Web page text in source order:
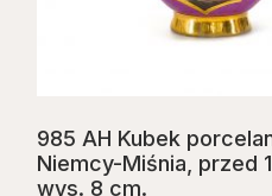
985 AH Kubek
Niemcy-Miśnia, przed
wys. 8 cm.